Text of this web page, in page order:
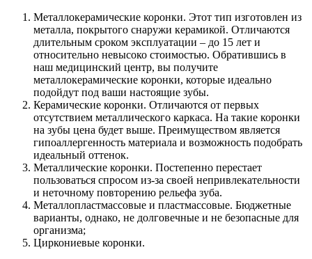
Металлокерамические коронки. Этот тип изготовлен из
металла, покрытого снаружи керамикой. Отличаются
длительным сроком эксплуатации – до 15 лет и
относительно невысоко стоимостью. Обратившись в
наш медицинский центр, вы получите
металлокерамические коронки, которые идеально
подойдут под ваши настоящие зубы.
Керамические коронки. Отличаются от первых
отсутствием металлического каркаса. На такие коронки
на зубы цена будет выше. Преимуществом является
гипоаллергенность материала и возможность подобрать
идеальный оттенок.
Металлические коронки. Постепенно перестает
пользоваться спросом из-за своей непривлекательности
и неточному повторению рельефа зуба.
Металлопластмассовые и пластмассовые. Бюджетные
варианты, однако, не долговечные и не безопасные для
организма;
Циркониевые коронки.